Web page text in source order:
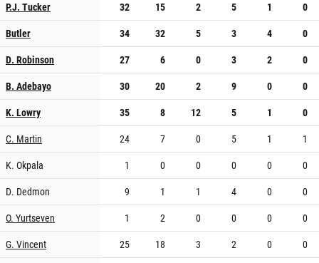
P.J. Tucker 32 15 2 5 1
0
Butler
34 32 5 3 4
0
D. Robinson
27 6 0 3 2
0
B. Adebayo
30 20 2 9 0
0
K. Lowry
35 8 12 5 1
0
C. Martin
24 7 0 5 1
1
K. Okpala
1 0 0 0 0
0
D. Dedmon
9 1 1 4 0
0
O. Yurtseven
1 2 0 0 0
0
G. Vincent
25 18 3 2 0
0